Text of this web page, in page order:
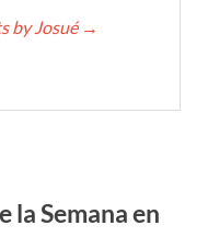
by Josué →
la Semana en